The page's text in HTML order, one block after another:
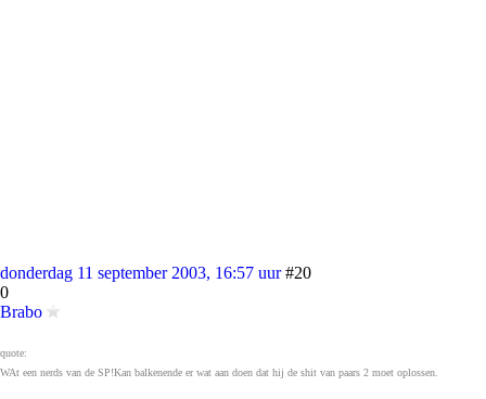
donderdag 11 september 2003, 16:57 uur #20
0
Brabo
quote:
WAt een nerds van de SP!Kan balkenende er wat aan doen dat hij de shit van paars 2 moet oplossen.